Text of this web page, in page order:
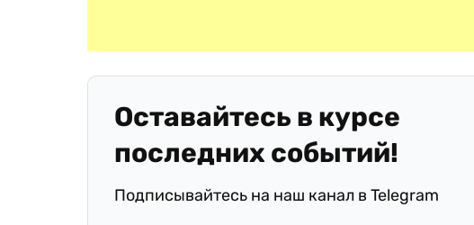
Оставайтесь в курсе
последних событий!
Подписывайтесь на наш канал в Telegram